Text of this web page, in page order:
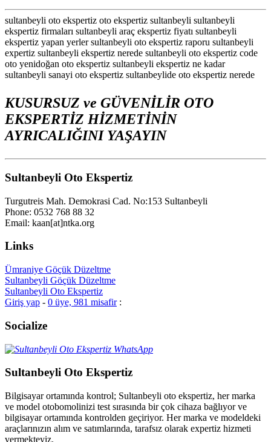
sultanbeyli oto ekspertiz oto ekspertiz sultanbeyli sultanbeyli
ekspertiz firmaları sultanbeyli araç ekspertiz fiyatı sultanbeyli
ekspertiz yapan yerler sultanbeyli oto ekspertiz raporu sultanbeyli
expertiz sultanbeyli ekspertiz nerede sultanbeyli oto ekspertiz code
oto yenidoğan oto ekspertiz sultanbeyli ekspertiz ne kadar
sultanbeyli sanayi oto ekspertiz sultanbeylide oto ekspertiz nerede
KUSURSUZ ve GÜVENİLİR OTO
EKSPERTİZ HİZMETİNİN
AYRICALIĞINI YAŞAYIN
Sultanbeyli Oto Ekspertiz
Turgutreis Mah. Demokrasi Cad. No:153 Sultanbeyli
Phone: 0532 768 88 32
Email: kaan[at]ntka.org
Links
Ümraniye Göçük Düzeltme
Sultanbeyli Göçük Düzeltme
Sultanbeyli Oto Ekspertiz
Giriş yap - 0 üye, 981 misafir:
Socialize
Sultanbeyli Oto Ekspertiz
Bilgisayar ortamında kontrol; Sultanbeyli oto ekspertiz, her marka
ve model otobomolinizi test sırasında bir çok cihaza bağlıyor ve
bilgisayar ortamında kontrolden geçiriyor. Her marka ve modeldeki
araçlarınızın alım ve satımlarında, tarafsız olarak expertiz hizmeti
vermekteyiz.